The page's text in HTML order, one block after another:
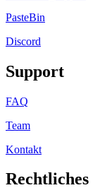
PasteBin
Discord
Support
FAQ
Team
Kontakt
Rechtliches